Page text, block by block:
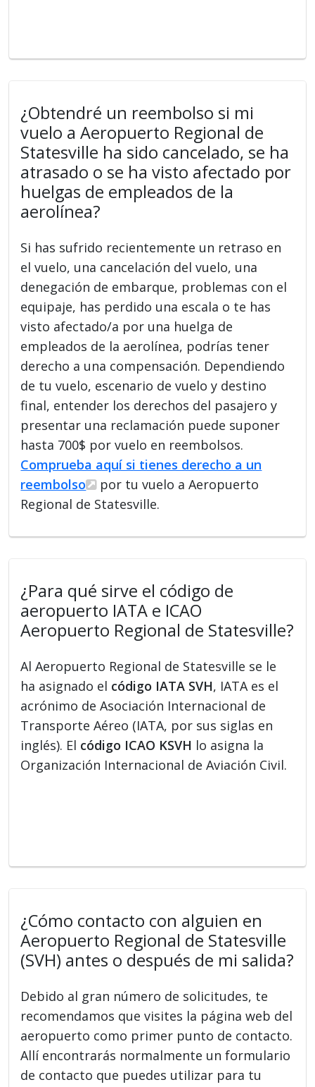
¿Obtendré un reembolso si mi
vuelo a Aeropuerto Regional de
Statesville ha sido cancelado, se ha
atrasado o se ha visto afectado por
huelgas de empleados de la
aerolínea?
Si has sufrido recientemente un retraso en
el vuelo, una cancelación del vuelo, una
denegación de embarque, problemas con el
equipaje, has perdido una escala o te has
visto afectado/a por una huelga de
empleados de la aerolínea, podrías tener
derecho a una compensación. Dependiendo
de tu vuelo, escenario de vuelo y destino
final, entender los derechos del pasajero y
presentar una reclamación puede suponer
hasta 700$ por vuelo en reembolsos.
Comprueba aquí si tienes derecho a un
reembolso
por tu vuelo a Aeropuerto
Regional de Statesville.
¿Para qué sirve el código de
aeropuerto IATA e ICAO
Aeropuerto Regional de Statesville?
Al Aeropuerto Regional de Statesville se le
ha asignado el código IATA SVH, IATA es el
acrónimo de Asociación Internacional de
Transporte Aéreo (IATA, por sus siglas en
inglés). El código ICAO KSVH lo asigna la
Organización Internacional de Aviación Civil.
¿Cómo contacto con alguien en
Aeropuerto Regional de Statesville
(SVH) antes o después de mi salida?
Debido al gran número de solicitudes, te
recomendamos que visites la página web del
aeropuerto como primer punto de contacto.
Allí encontrarás normalmente un formulario
de contacto que puedes utilizar para tu